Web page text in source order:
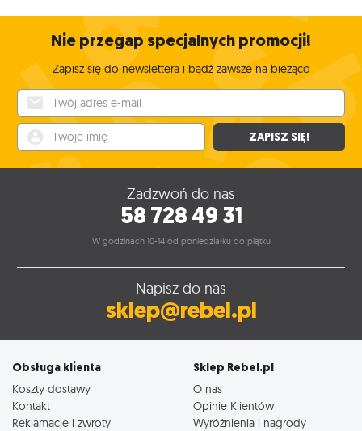
Nie przegap specjalnych promocji!
Zapisz się do newslettera i bądź zawsze na bieżąco
ZAPISZ SIĘ!
Zadzwoń do nas
58 728 49 31
W godzinach 10-14 od poniedziałku do piątku
Napisz do nas
sklep@rebel.pl
Obsługa klienta
Koszty dostawy
Kontakt
Reklamacje i zwroty
Sklep Rebel.pl
O nas
Opinie Klientów
Wyróżnienia i nagrody